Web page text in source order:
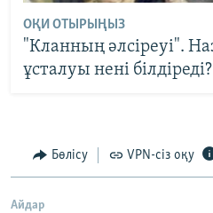
ОҚИ ОТЫРЫҢЫЗ
"Кланның әлсіреуі".
ұсталуы нені білдіреді?
Бөлісу VPN-сіз оқу
Айдар